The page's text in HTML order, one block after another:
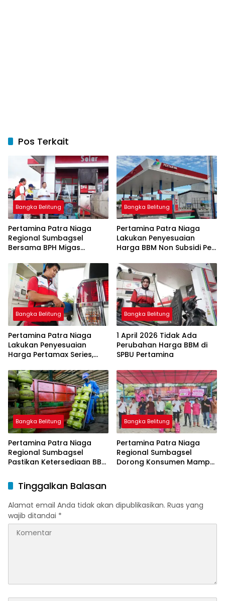
Pos Terkait
Bangka Belitung
Pertamina Patra Niaga
Regional Sumbagsel
Bersama BPH Migas
Penyaluran BBM Subsidi
bagi Nelayan melalui
Aplikasi XSTAR
Bangka Belitung
Pertamina Patra Niaga
Lakukan Penyesuaian
Harga BBM Non Subsidi Per
Bangka Belitung
Pertamina Patra Niaga
Lakukan Penyesuaian
Harga Pertamax Series,
Subsidi Tetap
Bangka Belitung
1 April 2026 Tidak Ada
Perubahan Harga BBM di
SPBU Pertamina
Bangka Belitung
Pertamina Patra Niaga
Regional Sumbagsel
Pastikan Ketersediaan BBM
Ramadan dan Menjelang
Idulfitri
Bangka Belitung
Pertamina Patra Niaga
Regional Sumbagsel
Dorong Konsumen Mampu
Tinggalkan Balasan
Alamat email Anda tidak akan dipublikasikan. Ruas yang
wajib ditandai *